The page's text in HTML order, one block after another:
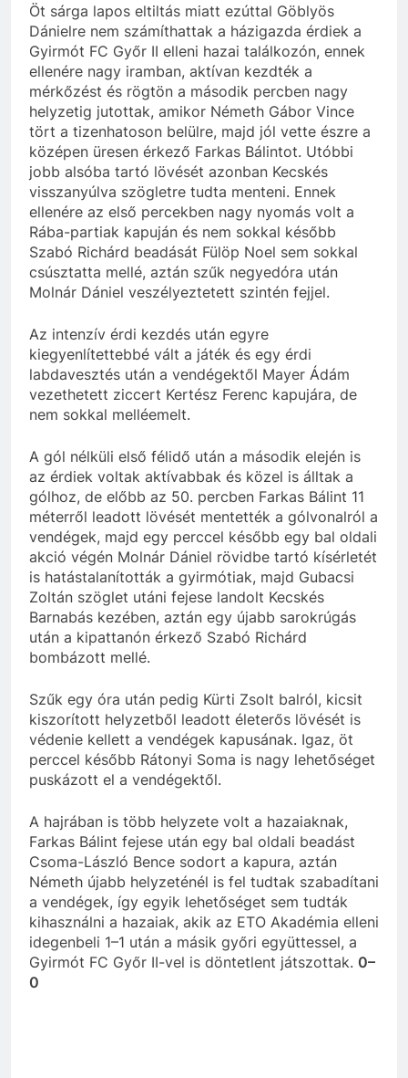
Öt sárga lapos eltiltás miatt ezúttal Göblyös
Dánielre nem számíthattak a házigazda érdiek a
Gyirmót FC Győr II elleni hazai találkozón, ennek
ellenére nagy iramban, aktívan kezdték a
mérkőzést és rögtön a második percben nagy
helyzetig jutottak, amikor Németh Gábor Vince
tört a tizenhatoson belülre, majd jól vette észre a
középen üresen érkező Farkas Bálintot. Utóbbi
jobb alsóba tartó lövését azonban Kecskés
visszanyúlva szögletre tudta menteni. Ennek
ellenére az első percekben nagy nyomás volt a
Rába-partiak kapuján és nem sokkal később
Szabó Richárd beadását Fülöp Noel sem sokkal
csúsztatta mellé, aztán szűk negyedóra után
Molnár Dániel veszélyeztetett szintén fejjel.
Az intenzív érdi kezdés után egyre
kiegyenlítettebbé vált a játék és egy érdi
labdavesztés után a vendégektől Mayer Ádám
vezethetett ziccert Kertész Ferenc kapujára, de
nem sokkal melléemelt.
A gól nélküli első félidő után a második elején is
az érdiek voltak aktívabbak és közel is álltak a
gólhoz, de előbb az 50. percben Farkas Bálint 11
méterről leadott lövését mentették a gólvonalról a
vendégek, majd egy perccel később egy bal oldali
akció végén Molnár Dániel rövidbe tartó kísérletét
is hatástalanították a gyirmótiak, majd Gubacsi
Zoltán szöglet utáni fejese landolt Kecskés
Barnabás kezében, aztán egy újabb sarokrúgás
után a kipattanón érkező Szabó Richárd
bombázott mellé.
Szűk egy óra után pedig Kürti Zsolt balról, kicsit
kiszorított helyzetből leadott életerős lövését is
védenie kellett a vendégek kapusának. Igaz, öt
perccel később Rátonyi Soma is nagy lehetőséget
puskázott el a vendégektől.
A hajrában is több helyzete volt a hazaiaknak,
Farkas Bálint fejese után egy bal oldali beadást
Csoma-László Bence sodort a kapura, aztán
Németh újabb helyzeténél is fel tudtak szabadítani
a vendégek, így egyik lehetőséget sem tudták
kihasználni a hazaiak, akik az ETO Akadémia elleni
idegenbeli 1–1 után a másik győri együttessel, a
Gyirmót FC Győr II-vel is döntetlent játszottak. 0–
0